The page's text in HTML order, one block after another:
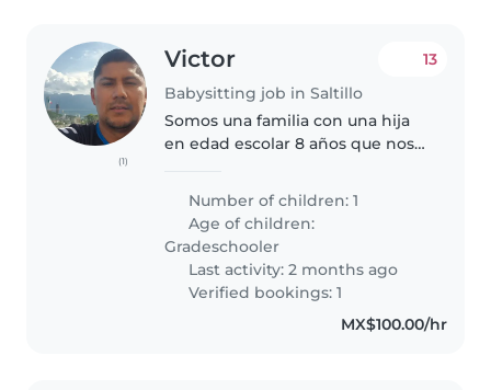
(1)
Victor
Babysitting job in Saltillo
13
Somos una familia con una hija
en edad escolar 8 años que nos
tiempo juntos. Buscamos una
niñera cariñosa y confiable que
pueda cuidar de nuestra..
Number of children: 1
Age of children:
Gradeschooler
Last activity: 2 months ago
Verified bookings: 1
MX$100.00/hr